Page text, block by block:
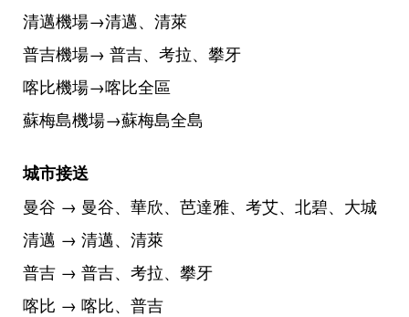
清邁機場→清邁、清萊
普吉機場→ 普吉、考拉、攀牙
喀比機場→喀比全區
蘇梅島機場→蘇梅島全島
城市接送
曼谷 → 曼谷、華欣、芭達雅、考艾、北碧、大城
清邁 → 清邁、清萊
普吉 → 普吉、考拉、攀牙
喀比 → 喀比、普吉